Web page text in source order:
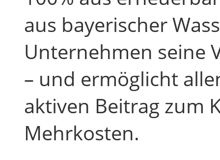
aus bayerischer
Unternehmen seine
– und ermöglicht
aktiven Beitrag zum
Mehrkosten.